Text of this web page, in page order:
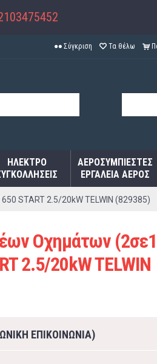
Σύγκριση Τα θέλω
ΗΛΕΚΤΡΟ
ΑΕΡΟΣΥΜΠΙΕΣΤΈΣ
ΕΡΓΑΛΕΊΑ ΑΈΡΟΣ
START 2.5/20kW TELWIN (829385)
Οχημάτων
2.5/20kW TELWIN
ΕΠΙΚΟΙΝΩΝΙΑ)